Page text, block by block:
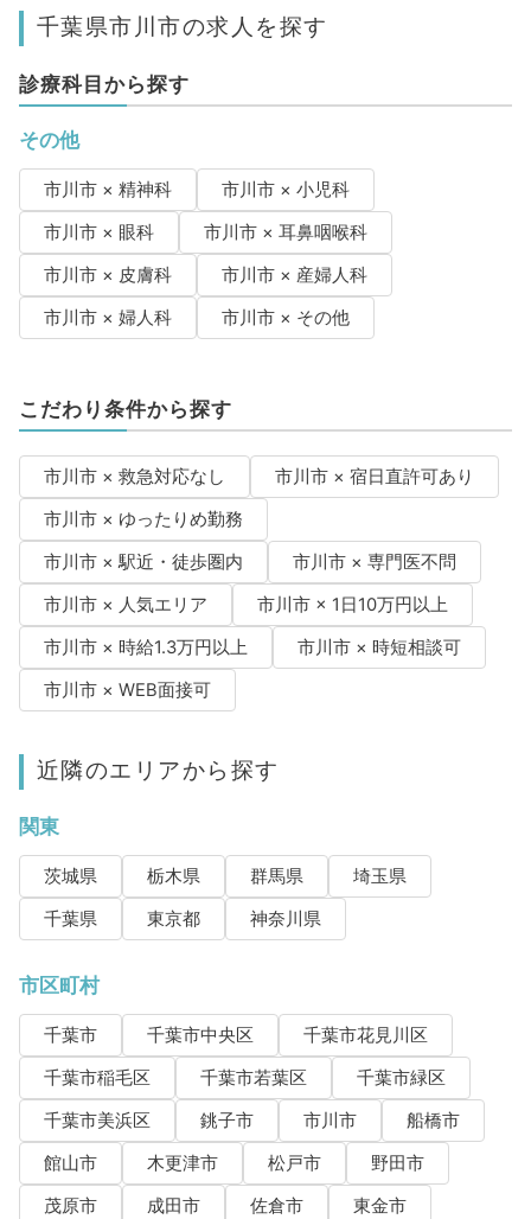
千葉県市川市の求人を探す
診療科目から探す
その他
市川市 × 精神科
市川市 × 小児科
市川市 × 眼科
市川市 × 耳鼻咽喉科
市川市 × 皮膚科
市川市 × 産婦人科
市川市 × 婦人科
市川市 × その他
こだわり条件から探す
市川市 × 救急対応なし
市川市 × 宿日直許可あり
市川市 × ゆったりめ勤務
市川市 × 駅近・徒歩圏内
市川市 × 専門医不問
市川市 × 人気エリア
市川市 × 1日10万円以上
市川市 × 時給1.3万円以上
市川市 × 時短相談可
市川市 × WEB面接可
近隣のエリアから探す
関東
茨城県 栃木県 群馬県
埼玉県
千葉県
東京都 神奈川県
市区町村
千葉市 千葉市中央区
千葉市花見川区
千葉市稲毛区
千葉市若葉区
千葉市緑区
千葉市美浜区
銚子市 市川市
船橋市
館山市
木更津市 松戸市
野田市
茂原市
成田市 佐倉市
東金市